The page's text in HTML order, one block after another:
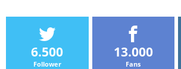
6.500
Follower
13.000
Fans